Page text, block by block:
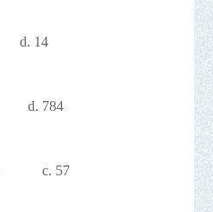
d. 14
d. 784
c. 57